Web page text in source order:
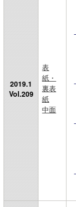
2019.1
Vol.209
表
紙・
裏表
紙
中面